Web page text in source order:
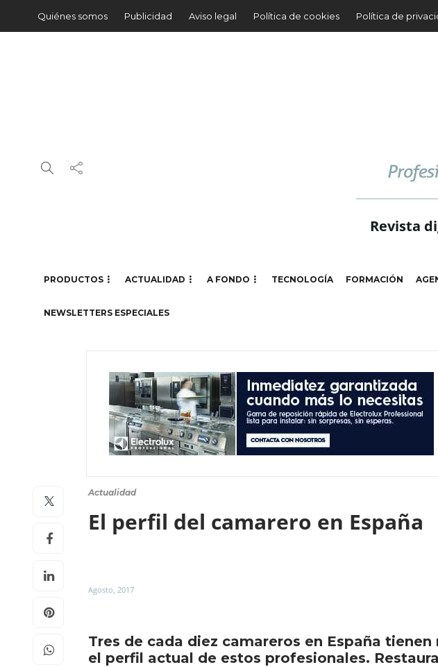
Quiénes somos Publicidad Aviso legal Política de cookies Política de
Revista
PRODUCTOS ACTUALIDAD A FONDO TECNOLOGÍA FORMACIÓN
NEWSLETTERS ESPECIALES
Actualidad
El perfil del camarero en España
Agosto, 2017
Tres de cada diez camareros en España
el perfil actual de estos profesionales.